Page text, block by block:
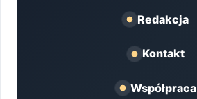
Redakcja
Kontakt
Współpraca